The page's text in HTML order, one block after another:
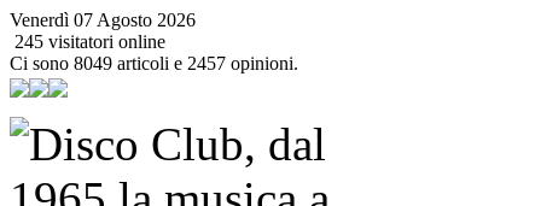
Venerdì 07 Agosto 2026
245 visitatori online
Ci sono 8049 articoli e 2457 opinioni.